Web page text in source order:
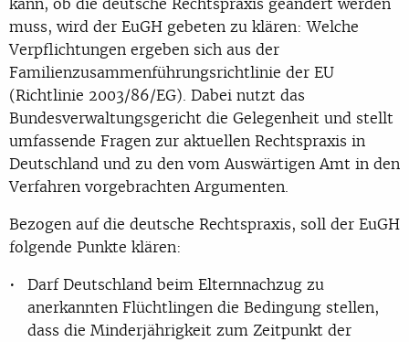
muss, wird der EuGH gebeten zu klären: Welche
Verpflichtungen ergeben sich aus der
Familienzusammenführungsrichtlinie der EU
(Richtlinie 2003/86/EG). Dabei nutzt das
Bundesverwaltungsgericht die Gelegenheit und stellt
umfassende Fragen zur aktuellen Rechtspraxis in
Deutschland und zu den vom Auswärtigen Amt in den
Verfahren vorgebrachten Argumenten.
Bezogen auf die deutsche Rechtspraxis, soll der EuGH
folgende Punkte klären:
Darf Deutschland beim Elternnachzug zu
anerkannten Flüchtlingen die Bedingung stellen,
dass die Minderjährigkeit zum Zeitpunkt der